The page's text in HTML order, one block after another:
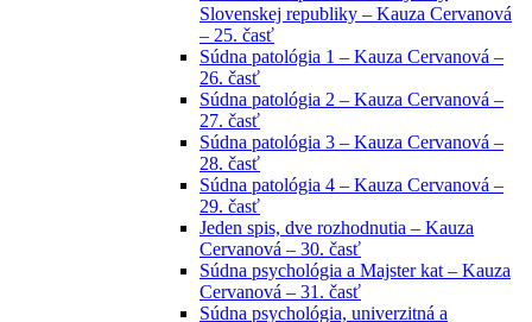
Slovenskej republiky – Kauza Cervanová
– 25. časť
Súdna patológia 1 – Kauza Cervanová –
26. časť
Súdna patológia 2 – Kauza Cervanová –
27. časť
Súdna patológia 3 – Kauza Cervanová –
28. časť
Súdna patológia 4 – Kauza Cervanová –
29. časť
Jeden spis, dve rozhodnutia – Kauza
Cervanová – 30. časť
Súdna psychológia a Majster kat – Kauza
Cervanová – 31. časť
Súdna psychológia, univerzitná a